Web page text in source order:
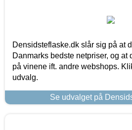
Densidsteflaske.dk slår sig på at
Danmarks bedste netpriser, og at
på vinene ift. andre webshops.
udvalg.
Se udvalget på